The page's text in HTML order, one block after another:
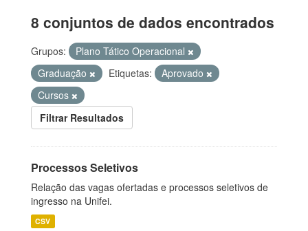
8 conjuntos de dados encontrados
Grupos:
Plano Tático Operacional
Graduação
Etiquetas:
Aprovado
Cursos
Filtrar Resultados
Processos Seletivos
Relação das vagas ofertadas e processos seletivos de
ingresso na Unifei.
CSV